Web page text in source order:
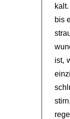
bis
ist,